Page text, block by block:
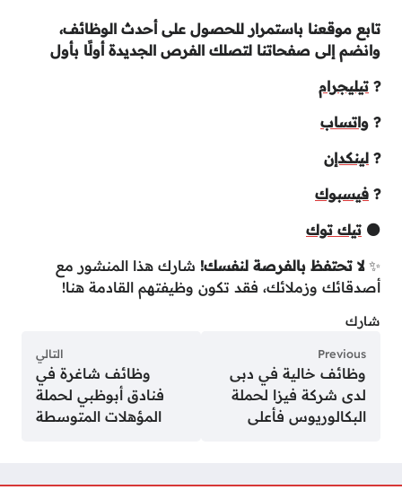
تابع موقعنا باستمرار للحصول على أحدث الوظائف،
وانضم إلى صفحاتنا لتصلك الفرص الجديدة أولًا بأول
? تيليجرام
? واتساب
? لينكدإن
? فيسبوك
⚫ تيك توك
✨لا تحتفظ بالفرصة لنفسك! شارك هذا المنشور مع
أصدقائك وزملائك، فقد تكون وظيفتهم القادمة هنا!
شارك
Previous
وظائف خالية في دبى
لدى شركة فيزا لحملة
البكالوريوس فأعلى
التالي
وظائف شاغرة في
فنادق أبوظبي لحملة
المؤهلات المتوسطة